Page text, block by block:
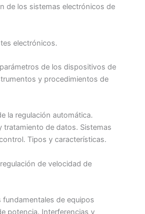
de los sistemas electrónicos de
electrónicos.
de los dispositivos de
y procedimientos de
la regulación automática.
tratamiento de datos. Sistemas
Tipos y características.
de velocidad de
fundamentales de equipos
potencia. Interferencias y